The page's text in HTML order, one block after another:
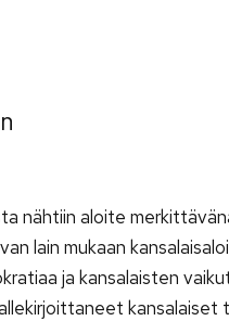
nähtiin aloite
lain mukaan
ja kansalaisten
kansalaiset